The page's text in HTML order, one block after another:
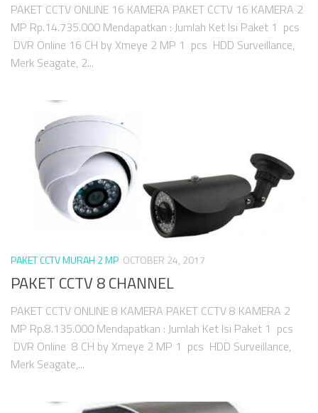
PAKET CCTV ONLINE 16 KAMERA PAKET CCTV 16 KAMERA 2
MP Rp.14.735.000 Mendapatkan : Jumlah Ket Isi Paket 1 pcs
DVR Online 16 CH by Xmeye 2 MP 1 pcs HDD Surveillance,
Merk Seagate, 2...
PAKET CCTV MURAH 2 MP OCTOBER 24, 2017
PAKET CCTV 8 CHANNEL
PAKET CCTV ONLINE 8 KAMERA PAKET CCTV 8 KAMERA 2
MP Rp.8.135.000 Mendapatkan : Jumlah Ket Isi Paket 1 pcs
DVR Online 8 CH by Xmeye 2 MP 1 pcs HDD Surveillance,
Merk Seagate,...